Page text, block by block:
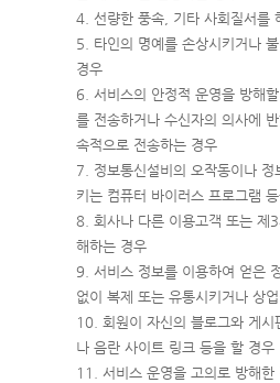
4. 선량한 풍속, 기타 사회질서를
5. 타인의 명예를 손상시키거나
경우
6. 서비스의 안정적 운영을 방해
를 전송하거나 수신자의 의사에
속적으로 전송하는 경우
7. 정보통신설비의 오작동이나 정
키는 컴퓨터 바이러스 프로그램
8. 회사나 다른 이용고객 또는 제
해하는 경우
9. 서비스 정보를 이용하여 얻은
없이 복제 또는 유통시키거나 상
10. 회원이 자신의 블로그와 게시
나 음란 사이트 링크 등을 할 경우
11. 서비스 운영을 고의로 방해한